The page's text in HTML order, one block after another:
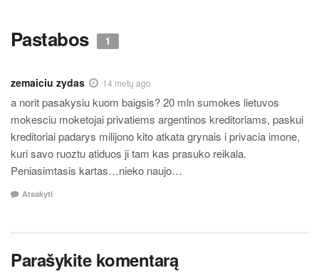
Pastabos 1
zemaiciu zydas 14 metų ago
a norit pasakysiu kuom baigsis? 20 mln sumokes lietuvos
mokesciu moketojai privatiems argentinos kreditoriams, paskui
kreditoriai padarys milijono kito atkata grynais i privacia imone,
kuri savo ruoztu atiduos ji tam kas prasuko reikala.
Peniasimtasis kartas…nieko naujo…
Atsakyti
Parašykite komentarą